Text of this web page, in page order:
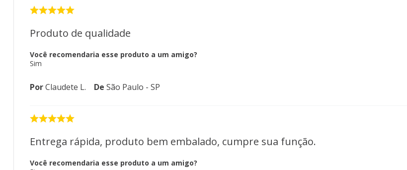
Produto de qualidade
Você recomendaria esse produto a um amigo?
Sim
PorClaudete L. De São Paulo - SP
Entrega rápida, produto bem embalado, cumpre sua função.
Você recomendaria esse produto a um amigo?